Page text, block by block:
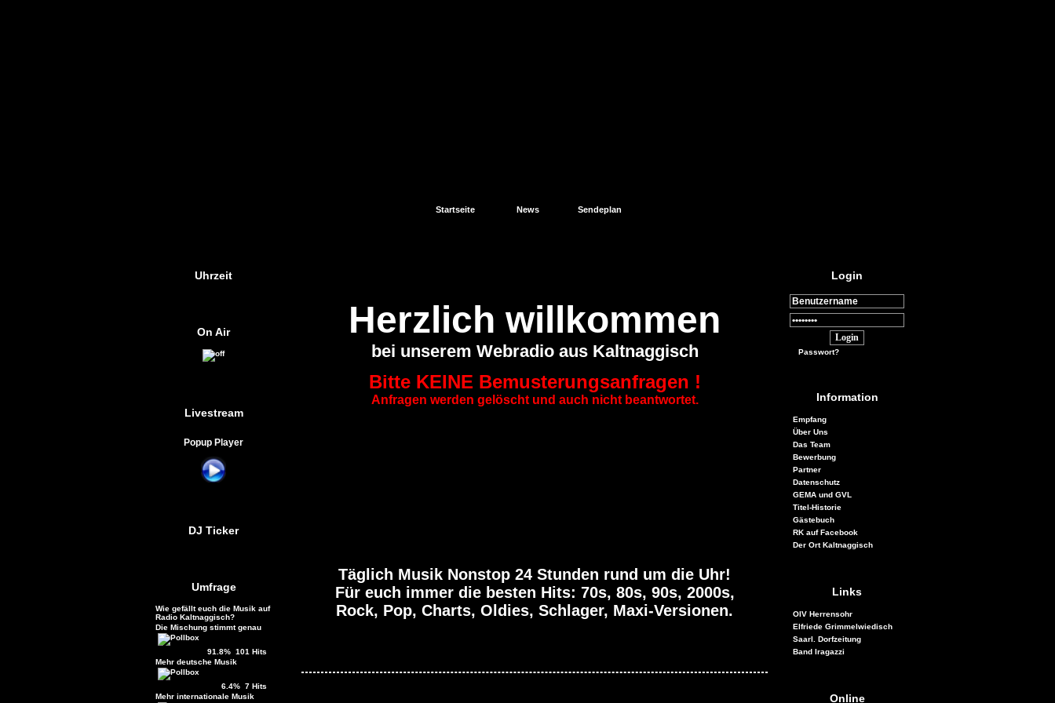
Startseite News Sendeplan
Uhrzeit
On Air
Livestream
Popup Player
DJ Ticker
Umfrage
Wie gefällt euch die Musik auf
Radio Kaltnaggisch?
Die Mischung stimmt genau
91.8% 101 Hits
Mehr deutsche Musik
6.4% 7 Hits
Mehr internationale Musik
Herzlich willkommen
bei unserem Webradio aus Kaltnaggisch
Bitte KEINE Bemusterungsanfragen !
Anfragen werden gelöscht und auch nicht beantwortet.
Täglich Musik Nonstop 24 Stunden rund um die Uhr!
Für euch immer die besten Hits: 70s, 80s, 90s, 2000s,
Rock, Pop, Charts, Oldies, Schlager, Maxi-Versionen.
Login
Passwort?
Information
Empfang
Über Uns
Das Team
Bewerbung
Partner
Datenschutz
GEMA und GVL
Titel-Historie
Gästebuch
RK auf Facebook
Der Ort Kaltnaggisch
Links
OIV Herrensohr
Elfriede Grimmelwiedisch
Saarl. Dorfzeitung
Band Iragazzi
Online
01.09.2022 - 16:43